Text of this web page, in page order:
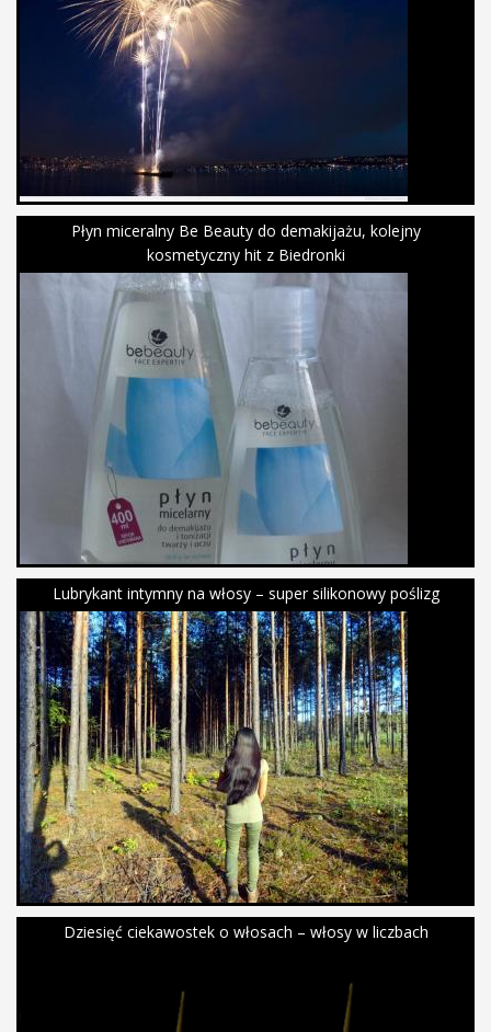
Płyn miceralny Be Beauty do demakijażu, kolejny
kosmetyczny hit z Biedronki
Lubrykant intymny na włosy – super silikonowy poślizg
Dziesięć ciekawostek o włosach – włosy w liczbach